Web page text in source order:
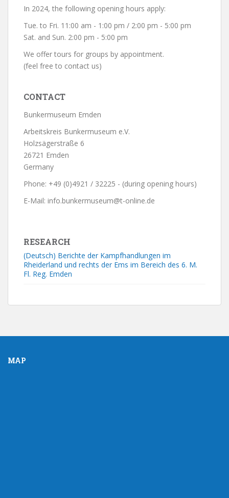
In 2024, the following opening hours apply:
Tue. to Fri. 11:00 am - 1:00 pm / 2:00 pm - 5:00 pm
Sat. and Sun. 2:00 pm - 5:00 pm
We offer tours for groups by appointment.
(feel free to contact us)
CONTACT
Bunkermuseum Emden
Arbeitskreis Bunkermuseum e.V.
Holzsägerstraße 6
26721 Emden
Germany
Phone: +49 (0)4921 / 32225 - (during opening hours)
E-Mail: info.bunkermuseum@t-online.de
RESEARCH
(Deutsch) Berichte der Kampfhandlungen im
Rheiderland und rechts der Ems im Bereich des 6. M.
Fl. Reg. Emden
MAP